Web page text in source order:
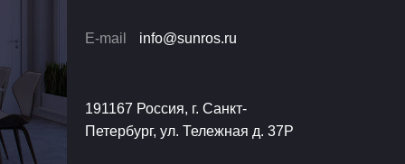
191167 Россия, г. Санкт-
Петербург, ул. Тележная д. 37Р
E-mail info@sunros.ru